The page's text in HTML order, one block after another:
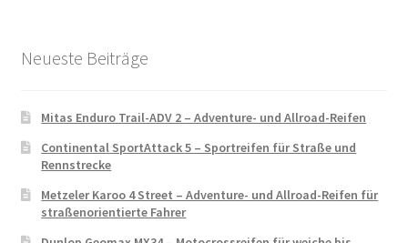
Neueste Beiträge
Mitas Enduro Trail-ADV 2 – Adventure- und Allroad-Reifen
Continental SportAttack 5 – Sportreifen für Straße und
Rennstrecke
Metzeler Karoo 4 Street – Adventure- und Allroad-Reifen für
straßenorientierte Fahrer